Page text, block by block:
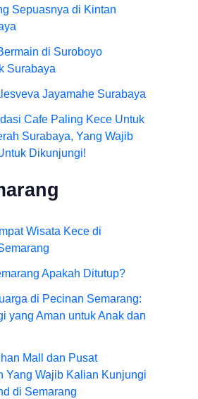
Sepuasnya di Kintan
di Suroboyo
Surabaya
Jayamahe Surabaya
Cafe Paling Kece Untuk
Surabaya, Yang Wajib
Dikunjungi!
Wisata Kece di
Apakah Ditutup?
di Pecinan Semarang:
yang Aman untuk Anak dan
Mall dan Pusat
Yang Wajib Kalian Kunjungi
di Semarang